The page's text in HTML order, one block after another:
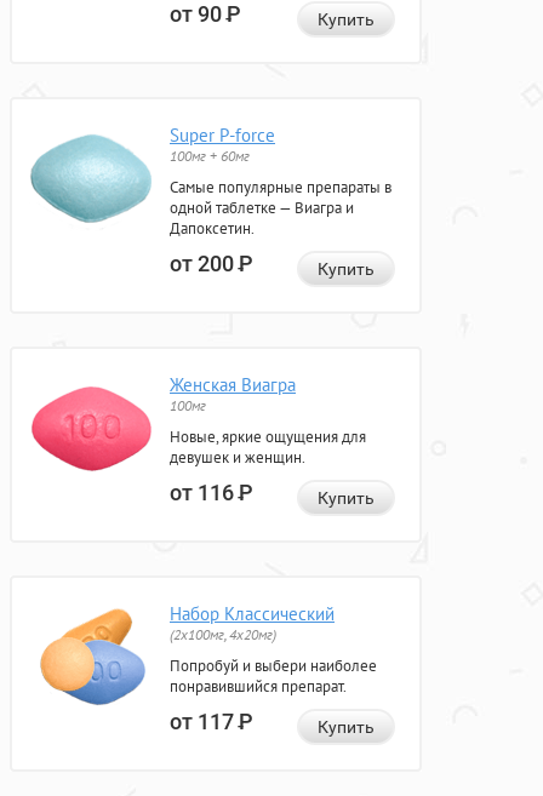
от 90Р Купить
Super P-force
100мг + 60мг
Самые популярные препараты в
одной таблетке — Виагра и
Дапоксетин.
от 200Р Купить
Женская Виагра
100мг
Новые, яркие ощущения для
девушек и женщин.
от 116Р Купить
Набор Классический
(2x100мг, 4x20мг)
Попробуй и выбери наиболее
понравившийся препарат.
от 117Р Купить